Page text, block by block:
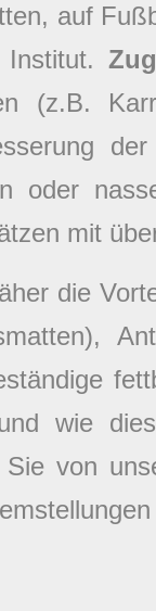
auf
(z.B.
oder
mit
die
wie
von